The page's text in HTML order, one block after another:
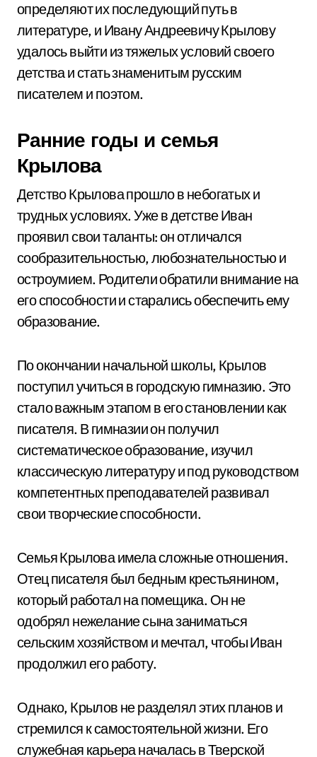
определяют их последующий путь в
литературе, и Ивану Андреевичу Крылову
удалось выйти из тяжелых условий своего
детства и стать знаменитым русским
писателем и поэтом.
Ранние годы и семья
Крылова
Детство Крылова прошло в небогатых и
трудных условиях. Уже в детстве Иван
проявил свои таланты: он отличался
сообразительностью, любознательностью и
остроумием. Родители обратили внимание на
его способности и старались обеспечить ему
образование.
По окончании начальной школы, Крылов
поступил учиться в городскую гимназию. Это
стало важным этапом в его становлении как
писателя. В гимназии он получил
систематическое образование, изучил
классическую литературу и под руководством
компетентных преподавателей развивал
свои творческие способности.
Семья Крылова имела сложные отношения.
Отец писателя был бедным крестьянином,
который работал на помещика. Он не
одобрял нежелание сына заниматься
сельским хозяйством и мечтал, чтобы Иван
продолжил его работу.
Однако, Крылов не разделял этих планов и
стремился к самостоятельной жизни. Его
служебная карьера началась в Тверской